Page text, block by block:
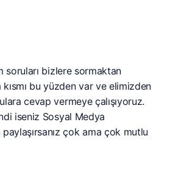
soruları bizlere sormaktan
bu yüzden var ve elimizden
cevap vermeye çalışıyoruz.
iseniz Sosyal Medya
paylaşırsanız çok ama çok mutlu